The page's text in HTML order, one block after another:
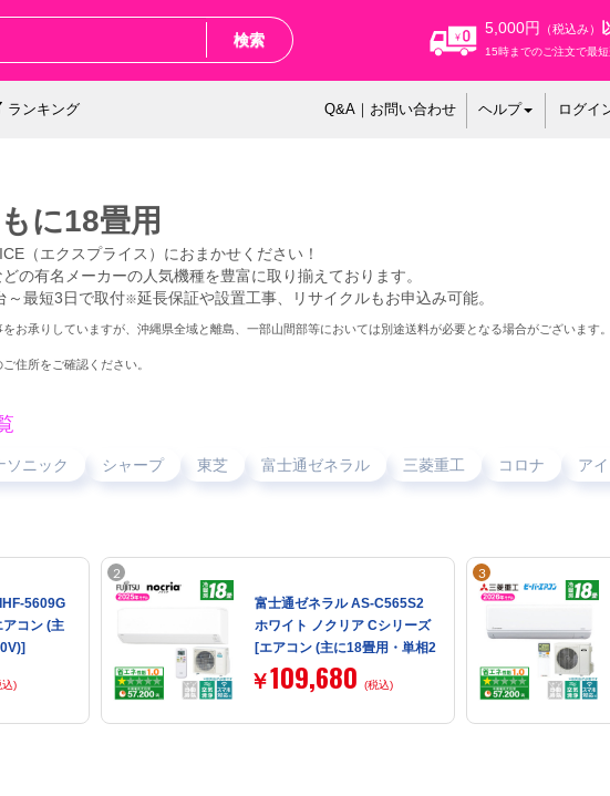
検索
5,000円 （税込み）
15時までのご注文で最
ランキング Q&A｜お問い合わせ ヘルプ ログイ
に18畳用
（エクスプライス）におまかせください！
の有名メーカーの人気機種を豊富に取り揃えております。
～最短3日で取付※延長保証や設置工事、リサイクルもお申込み可能。
お承りしていますが、沖縄県全域と離島、一部山間部等においては別途送料が必要となる場合がございます
住所をご確認ください。
ソニック シャープ 東芝 富士通ゼネラル 三菱重工 コロナ ア
5609G
コン (主
込)
富士通ゼネラル AS-C565S2
ホワイト ノクリア Cシリーズ
[エアコン (主に18畳用・単相2
00V)]【まとめ買い対象B】
￥109,680 (税込)